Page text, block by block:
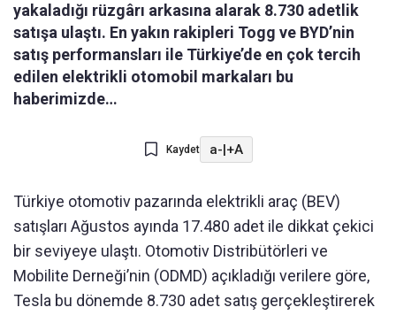
yakaladığı rüzgârı arkasına alarak 8.730 adetlik
satışa ulaştı. En yakın rakipleri Togg ve BYD’nin
satış performansları ile Türkiye’de en çok tercih
edilen elektrikli otomobil markaları bu
haberimizde…
Kaydet a-|+A
Türkiye otomotiv pazarında elektrikli araç (BEV)
satışları Ağustos ayında 17.480 adet ile dikkat çekici
bir seviyeye ulaştı. Otomotiv Distribütörleri ve
Mobilite Derneği’nin (ODMD) açıkladığı verilere göre,
Tesla bu dönemde 8.730 adet satış gerçekleştirerek